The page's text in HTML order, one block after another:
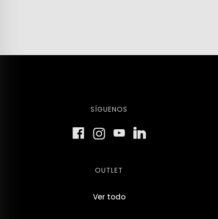
SÍGUENOS
OUTLET
Ver todo